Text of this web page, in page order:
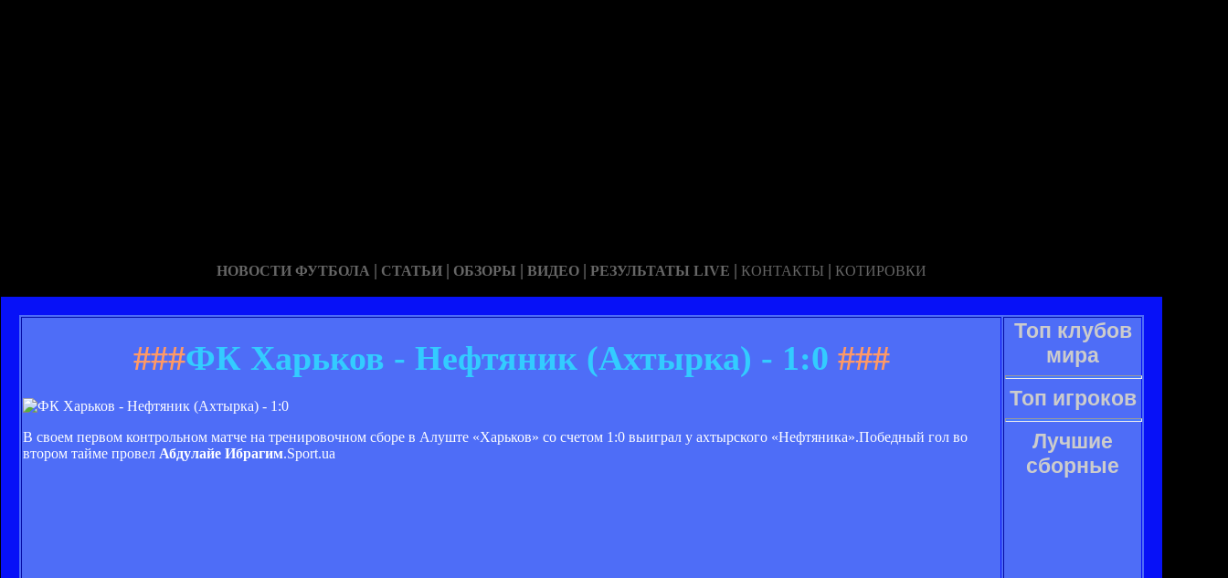
НОВОСТИ ФУТБОЛА | СТАТЬИ | ОБЗОРЫ | ВИДЕО | РЕЗУЛЬТАТЫ LIVE | КОНТАКТЫ | КОТИРОВКИ
###ФК Харьков - Нефтяник (Ахтырка) - 1:0 ###
В своем первом контрольном матче на тренировочном сборе в Алуште «Харьков» со счетом 1:0 выиграл у ахтырского «Нефтяника».Победный гол во
втором тайме провел Абдулайе Ибрагим.Sport.ua
Топ клубов
мира
Топ игроков
Лучшие
сборные